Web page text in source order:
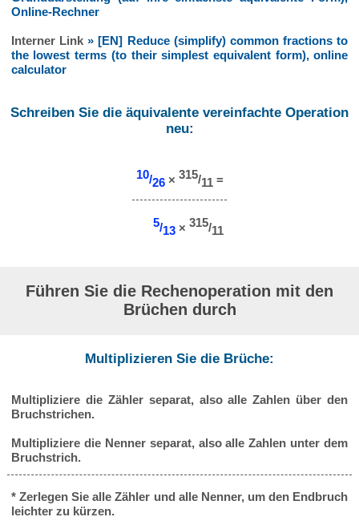
Online-Rechner
Interner Link» [EN] Reduce (simplify) common fractions to
the lowest terms (to their simplest equivalent form), online
calculator
Schreiben Sie die äquivalente vereinfachte Operation
neu:
10/26× 315/11 =
5/13× 315/11
Führen Sie die Rechenoperation mit den
Brüchen durch
Multiplizieren Sie die Brüche:
Multipliziere die Zähler separat, also alle Zahlen über den
Bruchstrichen.
Multipliziere die Nenner separat, also alle Zahlen unter dem
Bruchstrich.
* Zerlegen Sie alle Zähler und alle Nenner, um den Endbruch
leichter zu kürzen.